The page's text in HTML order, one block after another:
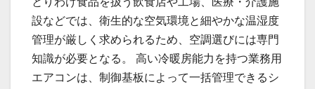
設などでは、衛生的な空気環境と細やかな温湿度
管理が厳しく求められるため、空調選びには専門
知識が必要となる。 高い冷暖房能力を持つ業務用
エアコンは、制御基板によって一括管理できるシ